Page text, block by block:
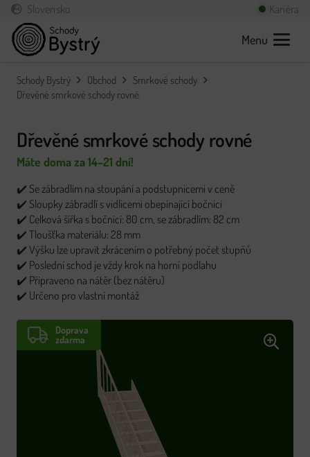
Slovensko Kariéra
Menu
Schody Bystrý Obchod
Smrkové schody
Dřevěné smrkové schody rovné
Doprava
zdarma
Dřevěné smrkové schody rovné
Máte doma za 14–21 dní!
✔️ Se zábradlím na stoupání a podstupnicemi v ceně
✔️ Sloupky zábradlí s vidlicemi obepínající bočnici
✔️ Celková šířka s bočnicí: 80 cm, se zábradlím: 82 cm
✔️ Tloušťka materiálu: 28 mm
✔️ Výšku lze upravit zkrácením o potřebný počet stupňů
✔️ Poslední schod je vždy krok na horní podlahu
✔️ Připraveno na nátěr (bez nátěru)
✔️ Určeno pro vlastní montáž